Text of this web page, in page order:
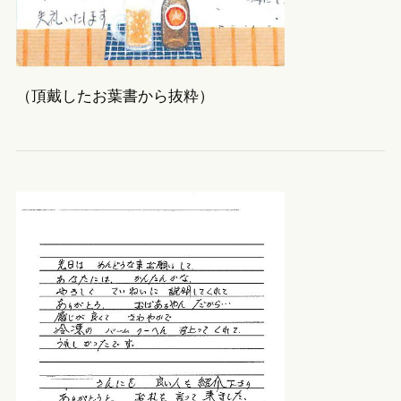
（頂戴したお葉書から抜粋）